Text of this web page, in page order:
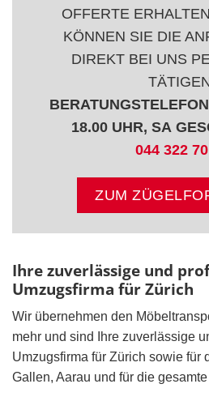
OFFERTE
KÖNNEN SIE DIE
DIREKT BEI UNS
18.00 UHR, SA
044 322
ZUM
Ihre zuverlässige und
Umzugsfirma für Zürich
Wir übernehmen den
mehr und sind Ihre zuverlässige
Umzugsfirma für Zürich sowie für
Gallen, Aarau und für die